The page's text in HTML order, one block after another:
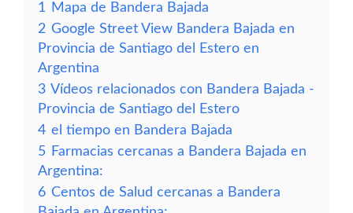
1
Mapa de Bandera Bajada
2 Google Street View Bandera Bajada en
Provincia de Santiago del Estero en
Argentina
3 Vídeos relacionados con Bandera Bajada -
Provincia de Santiago del Estero
4 el tiempo en Bandera Bajada
5 Farmacias cercanas a Bandera Bajada en
Argentina:
6 Centos de Salud cercanas a Bandera